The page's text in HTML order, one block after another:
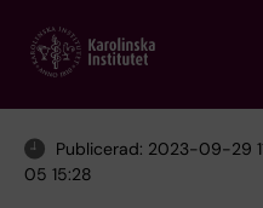
main
Publicerad: 2023-09-29
05 15:28